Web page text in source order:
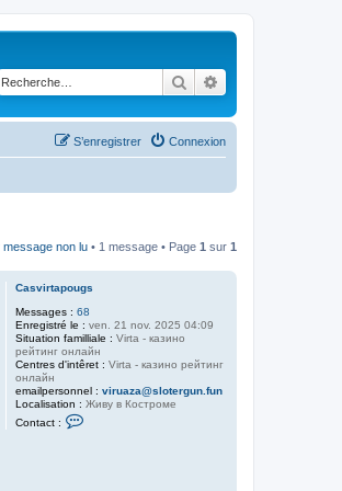
Rechercher
Connexion
S’enregistrer
message non lu • 1 message • Page 1 sur 1
Casvirtapougs
Messages : 68
Enregistré le : ven. 21 nov. 2025 04:09
Situation familliale : Virta - казино
рейтинг онлайн
Centres d'intêret : Virta - казино рейтинг
онлайн
emailpersonnel : viruaza@slotergun.fun
Localisation : Живу в Костроме
Contact :